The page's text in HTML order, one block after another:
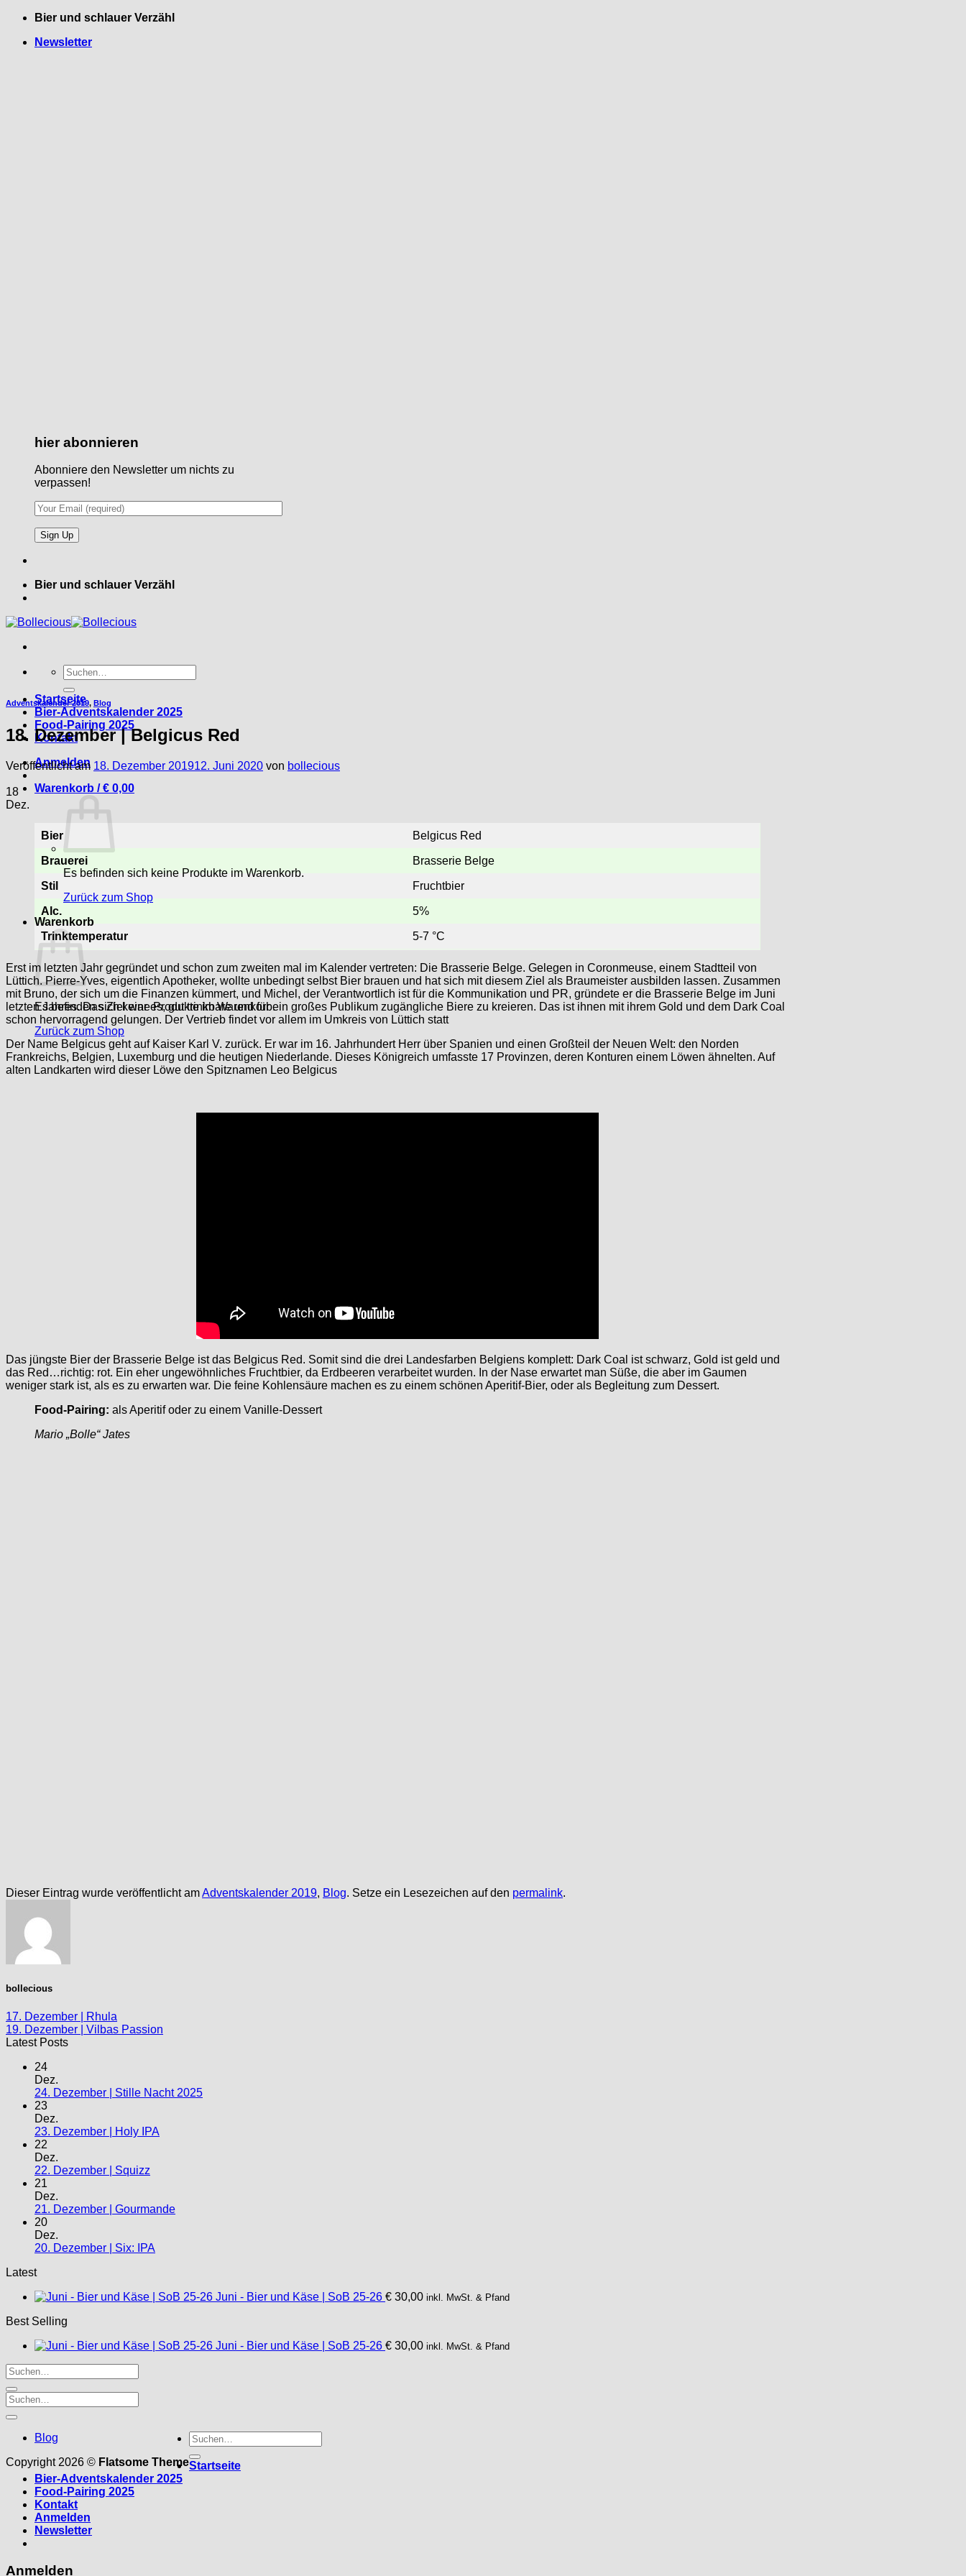
Zum
springen
Bier und schlauer Verzähl
Newsletter
hier abonnieren
Abonniere den Newsletter um nichts zu
verpassen!
Bier und schlauer Verzähl
Suche
nach:
Startseite
Bier-Adventskalender 2025
Food-Pairing 2025
Kontakt
Anmelden
Warenkorb /€ 0,00
Es befinden sich keine Produkte im Warenkorb.
Zurück zum Shop
Warenkorb
Es befinden sich keine Produkte im Warenkorb.
Zurück zum Shop
Adventskalender 2019, Blog
18. Dezember | Belgicus Red
Veröffentlicht am 18. Dezember 201912. Juni 2020 von bollecious
18
Dez.
Bier Belgicus Red
Brauerei Brasserie Belge
Stil Fruchtbier
Alc. 5%
Trinktemperatur 5-7 °C
Erst im letzten Jahr gegründet und schon zum zweiten mal im Kalender vertreten: Die Brasserie Belge. Gelegen in Coronmeuse, einem Stadtteil von
Lüttich. Pierre-Yves, eigentlich Apotheker, wollte unbedingt selbst Bier brauen und hat sich mit diesem Ziel als Braumeister ausbilden lassen. Zusammen
mit Bruno, der sich um die Finanzen kümmert, und Michel, der Verantwortlich ist für die Kommunikation und PR, gründete er die Brasserie Belge im Juni
letzten Jahres. Das Ziel war es, gut trinkbare und für ein großes Publikum zugängliche Biere zu kreieren. Das ist ihnen mit ihrem Gold und dem Dark Coal
schon hervorragend gelungen. Der Vertrieb findet vor allem im Umkreis von Lüttich statt
Der Name Belgicus geht auf Kaiser Karl V. zurück. Er war im 16. Jahrhundert Herr über Spanien und einen Großteil der Neuen Welt: den Norden
Frankreichs, Belgien, Luxemburg und die heutigen Niederlande. Dieses Königreich umfasste 17 Provinzen, deren Konturen einem Löwen ähnelten. Auf
alten Landkarten wird dieser Löwe den Spitznamen Leo Belgicus
Das jüngste Bier der Brasserie Belge ist das Belgicus Red. Somit sind die drei Landesfarben Belgiens komplett: Dark Coal ist schwarz, Gold ist geld und
das Red…richtig: rot. Ein eher ungewöhnliches Fruchtbier, da Erdbeeren verarbeitet wurden. In der Nase erwartet man Süße, die aber im Gaumen
weniger stark ist, als es zu erwarten war. Die feine Kohlensäure machen es zu einem schönen Aperitif-Bier, oder als Begleitung zum Dessert.
Food-Pairing: als Aperitif oder zu einem Vanille-Dessert
Mario „Bolle“ Jates
Dieser Eintrag wurde veröffentlicht amAdventskalender 2019, Blog. Setze ein Lesezeichen auf den permalink.
bollecious
17. Dezember | Rhula
19. Dezember | Vilbas Passion
Latest Posts
24
Dez.
24. Dezember | Stille Nacht 2025
23
Dez.
23. Dezember | Holy IPA
22
Dez.
22. Dezember | Squizz
21
Dez.
21. Dezember | Gourmande
20
Dez.
20. Dezember | Six: IPA
Latest
Juni - Bier und Käse | SoB 25-26 € 30,00 inkl. MwSt. & Pfand
Best Selling
Juni - Bier und Käse | SoB 25-26 € 30,00 inkl. MwSt. & Pfand
Blog
Copyright 2026 © Flatsome Theme
Suche
nach:
Startseite
Bier-Adventskalender 2025
Food-Pairing 2025
Kontakt
Anmelden
Newsletter
Anmelden